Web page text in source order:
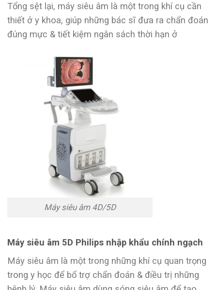
Tổng sệt lại, máy siêu âm là một trong khí cụ cần
thiết ở y khoa, giúp những bác sĩ đưa ra chẩn đoán
đúng mực & tiết kiệm ngân sách thời hạn ở
Máy siêu âm 4D/5D
Máy siêu âm 5D Philips nhập khẩu chính ngạch
Máy siêu âm là một trong những khí cụ quan trọng
trong y học để bổ trợ chẩn đoán & điều trị những